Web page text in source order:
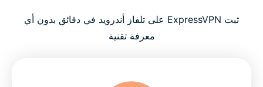
ثبت ExpressVPN على تلفاز أندرويد في دقائق بدون أي
معرفة تقنية